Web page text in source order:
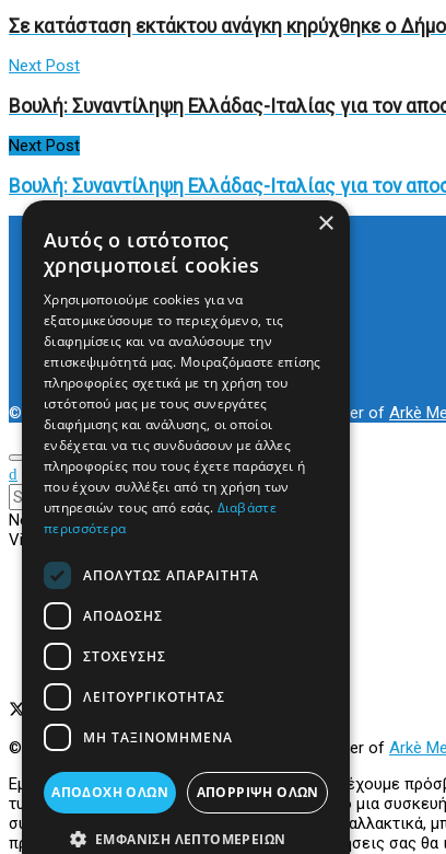
Σε κατάσταση εκτάκτου ανάγκη κηρύχθηκε ο
Next Post
Βουλή: Συναντίληψη Ελλάδας-Ιταλίας για τον
Next Post
Βουλή: Συναντίληψη Ελλάδας-Ιταλίας για τον
Arkè Media Group
Radio Preveza 93
Arkè Advertising
Όροι και Προϋποθέσεις
Επικοινωνία
© 2022Prevezapost Inspired byArkè Adv Partner of Arkè
No Result
View All Result
Αρχική
Κόσμος
Πολιτική
Τοπικά
Περιφερειακά
Υγεία
© 2022PrevezapostInspired by Partner of Arkè
Εμείς και οι συνεργάτες μας αποθηκεύουμε ή έχουμε
τυπικές πληροφορίες που αποστέλλονται από μια
συνεργάτες μας για τους εν λόγω σκοπούς. Εναλλακτικά,
προτιμήσεις σας πριν συναινέσετε. Οι προτιμήσεις σας
×
Αυτός ο ιστότοπος
χρησιμοποιεί cookies
Χρησιμοποιούμε cookies για να
εξατομικεύσουμε το περιεχόμενο, τις
διαφημίσεις και να αναλύσουμε την
επισκεψιμότητά μας. Μοιραζόμαστε επίσης
πληροφορίες σχετικά με τη χρήση του
ιστότοπού μας με τους συνεργάτες
διαφήμισης και ανάλυσης, οι οποίοι
ενδέχεται να τις συνδυάσουν με άλλες
πληροφορίες που τους έχετε παράσχει ή
που έχουν συλλέξει από τη χρήση των
υπηρεσιών τους από εσάς. Διαβάστε
περισσότερα
ΑΠΟΛΎΤΩΣ ΑΠΑΡΑΊΤΗΤΑ
ΑΠΌΔΟΣΗΣ
ΣΤΌΧΕΥΣΗΣ
ΛΕΙΤΟΥΡΓΙΚΌΤΗΤΑΣ
ΜΗ ΤΑΞΙΝΟΜΗΜΈΝΑ
ΑΠΟΔΟΧΉ ΌΛΩΝ ΑΠΌΡΡΙΨΗ ΌΛΩΝ
ΕΜΦΆΝΙΣΗ ΛΕΠΤΟΜΕΡΕΙΏΝ